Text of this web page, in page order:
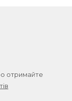
отримайте